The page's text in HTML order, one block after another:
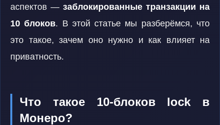
аспектов — заблокированные транзакции на
10 блоков. В этой статье мы разберёмся, что
это такое, зачем оно нужно и как влияет на
приватность.
Что такое 10-блоков lock в
Монеро?